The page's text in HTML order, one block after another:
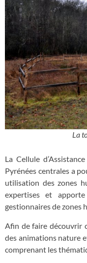
La
La Cellule
Pyrénées centrales a
utilisation des zones
expertises et
gestionnaires de zones
Afin de faire découvrir
des animations nature
comprenant les